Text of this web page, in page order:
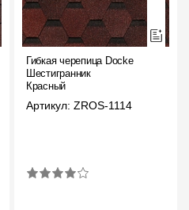
Гибкая черепица Docke
Шестигранник
Красный
Артикул: ZROS-1114